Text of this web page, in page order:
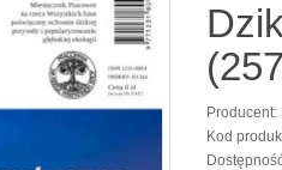
Producent:
Kod